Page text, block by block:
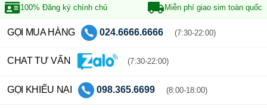
100% Đăng ký chính chủ Miễn phí giao sim toàn quốc
GỌI MUA HÀNG 024.6666.6666 (7:30-22:00)
CHAT TƯ VẤN (7:30-22:00)
GỌI KHIẾU NẠI 098.365.6699 (8:00-18:00)